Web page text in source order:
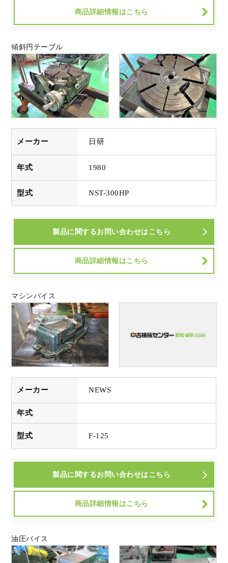
商品詳細情報はこちら
傾斜円テーブル
メーカー 日研
年式 1980
型式 NST-300HP
製品に関するお問い合わせはこちら
商品詳細情報はこちら
マシンバイス
メーカー NEWS
年式
型式 F-125
製品に関するお問い合わせはこちら
商品詳細情報はこちら
油圧バイス